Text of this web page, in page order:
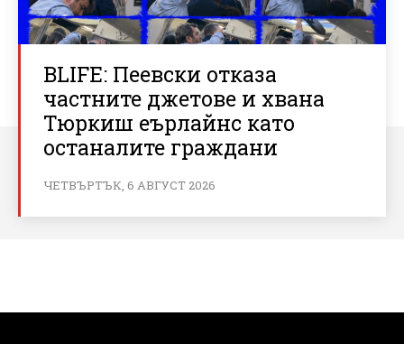
BLIFE: Пеевски отказа
частните джетове и хвана
Тюркиш еърлайнс като
останалите граждани
ЧЕТВЪРТЪК, 6 АВГУСТ 2026